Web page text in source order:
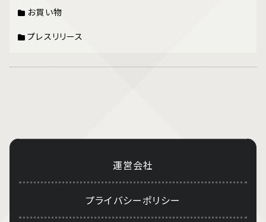
お買い物
プレスリリース
運営会社
プライバシーポリシー